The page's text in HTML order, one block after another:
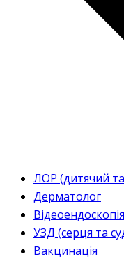
ЛОР (дитячий
Дерматолог
Відеоендоскопія
УЗД (серця та
Вакцинація